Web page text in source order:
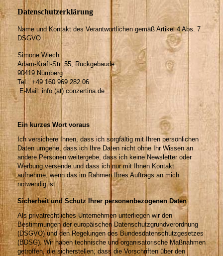
Datenschutzerklärung
Name und Kontakt des Verantwortlichen gemäß Artikel 4 Abs. 7
DSGVO
Simone Wiech
Adam-Kraft-Str. 55, Rückgebäude
90419 Nürnberg
Tel.: +49 160 969 282 06
E-Mail: info (at) conzertina.de
Ein kurzes Wort voraus
Ich versichere Ihnen, dass ich sorgfältig mit Ihren persönlichen
Daten umgehe, dass ich Ihre Daten nicht ohne Ihr Wissen an
andere Personen weitergebe, dass ich keine Newsletter oder
Werbung versende und dass ich nur mit Ihnen Kontakt
aufnehme, wenn das im Rahmen Ihres Auftrags an mich
notwendig ist.
Sicherheit und Schutz Ihrer personenbezogenen Daten
Als privatrechtliches Unternehmen unterliegen wir den
Bestimmungen der europäischen Datenschutzgrundverordnung
(DSGVO) und den Regelungen des Bundesdatenschutzgesetzes
(BDSG). Wir haben technische und organisatorische Maßnahmen
getroffen, die sicherstellen, dass die Vorschriften über den